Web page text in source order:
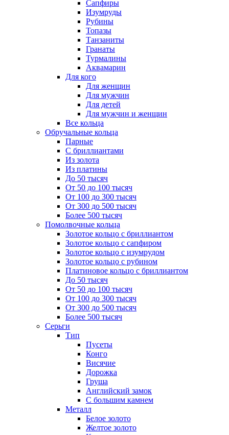
Сапфиры
Изумруды
Рубины
Топазы
Танзаниты
Гранаты
Турмалины
Аквамарин
Для кого
Для женщин
Для мужчин
Для детей
Для мужчин и женщин
Все кольца
Обручальные кольца
Парные
С бриллиантами
Из золота
Из платины
До 50 тысяч
От 50 до 100 тысяч
От 100 до 300 тысяч
От 300 до 500 тысяч
Более 500 тысяч
Помолвочные кольца
Золотое кольцо с бриллиантом
Золотое кольцо с сапфиром
Золотое кольцо с изумрудом
Золотое кольцо с рубином
Платиновое кольцо с бриллиантом
До 50 тысяч
От 50 до 100 тысяч
От 100 до 300 тысяч
От 300 до 500 тысяч
Более 500 тысяч
Серьги
Тип
Пусеты
Конго
Висячие
Дорожка
Груша
Английский замок
С большим камнем
Металл
Белое золото
Желтое золото